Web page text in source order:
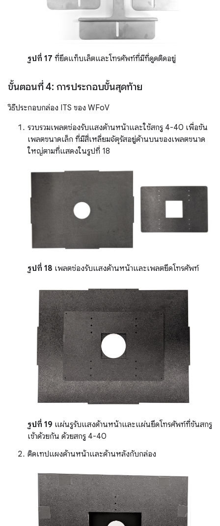
รูปที่ 17 ที่ยึดแท็บเล็ตและโทรศัพท์ที่มีที่ดูดติดอยู่
ขั้นตอนที่ 4: การประกอบขั้นสุดท้าย
วิธีประกอบกล่อง ITS ของ WFoV
รวบรวมเพลตช่องรับแสงด้านหน้าและใช้สกรู 4-40 เพื่อขัน
เพลตขนาดเล็ก ที่มีสี่เหลี่ยมจัตุรัสอยู่ด้านบนของเพลตขนาด
ใหญ่ตามที่แสดงในรูปที่ 18
รูปที่ 18 เพลตช่องรับแสงด้านหน้าและเพลตยึดโทรศัพท์
รูปที่ 19 แผ่นรูรับแสงด้านหน้าและแผ่นยึดโทรศัพท์ที่ขันสกรู
เข้าด้วยกัน ด้วยสกรู 4-40
ติดเทปแผงด้านหน้าและด้านหลังกับกล่อง